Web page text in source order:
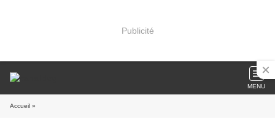
Publicité
MENU
Accueil »